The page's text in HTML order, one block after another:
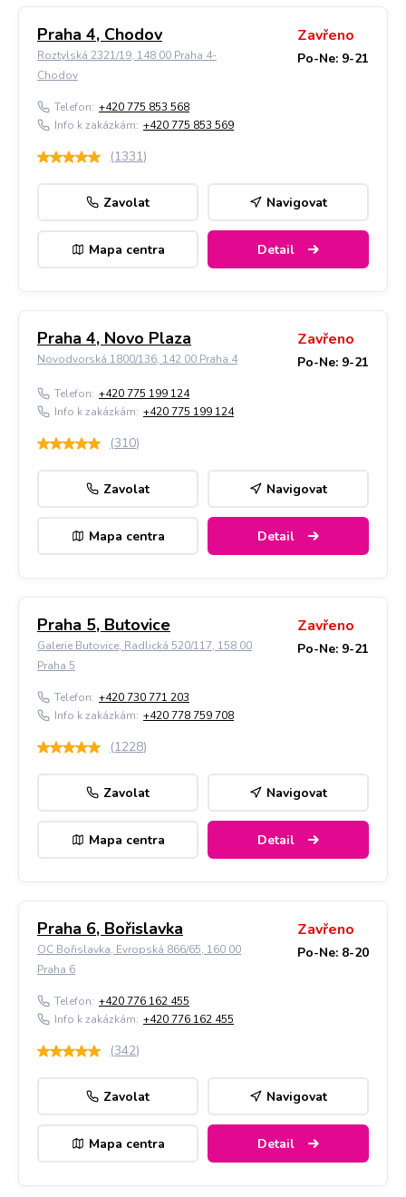
Praha 4, Chodov
Roztylská 2321/19, 148 00 Praha 4-
Chodov
Zavřeno
Po-Ne: 9-21
Telefon: +420 775 853 568
Info k zakázkám: +420 775 853 569
(1331)
Zavolat Navigovat
Mapa centra Detail
Praha 4, Novo Plaza
Novodvorská 1800/136, 142 00 Praha 4
Zavřeno
Po-Ne: 9-21
Telefon: +420 775 199 124
Info k zakázkám: +420 775 199 124
(310)
Zavolat Navigovat
Mapa centra Detail
Praha 5, Butovice
Galerie Butovice, Radlická 520/117, 158 00
Praha 5
Zavřeno
Po-Ne: 9-21
Telefon: +420 730 771 203
Info k zakázkám: +420 778 759 708
(1228)
Zavolat Navigovat
Mapa centra Detail
Praha 6, Bořislavka
OC Bořislavka, Evropská 866/65, 160 00
Praha 6
Zavřeno
Po-Ne: 8-20
Telefon: +420 776 162 455
Info k zakázkám: +420 776 162 455
(342)
Zavolat Navigovat
Mapa centra Detail